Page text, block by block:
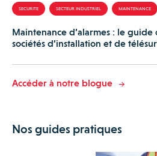
SECURITE SECTEUR INDUSTRIEL MAINTENANCE
Maintenance d’alarmes : le
sociétés d’installation et de
Accéder à notre blogue
Nos guides pratiques